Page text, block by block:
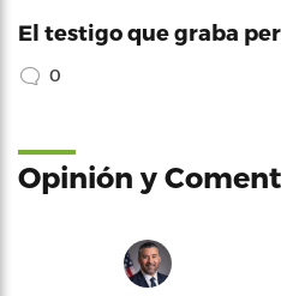
El testigo que graba
0
Opinión y